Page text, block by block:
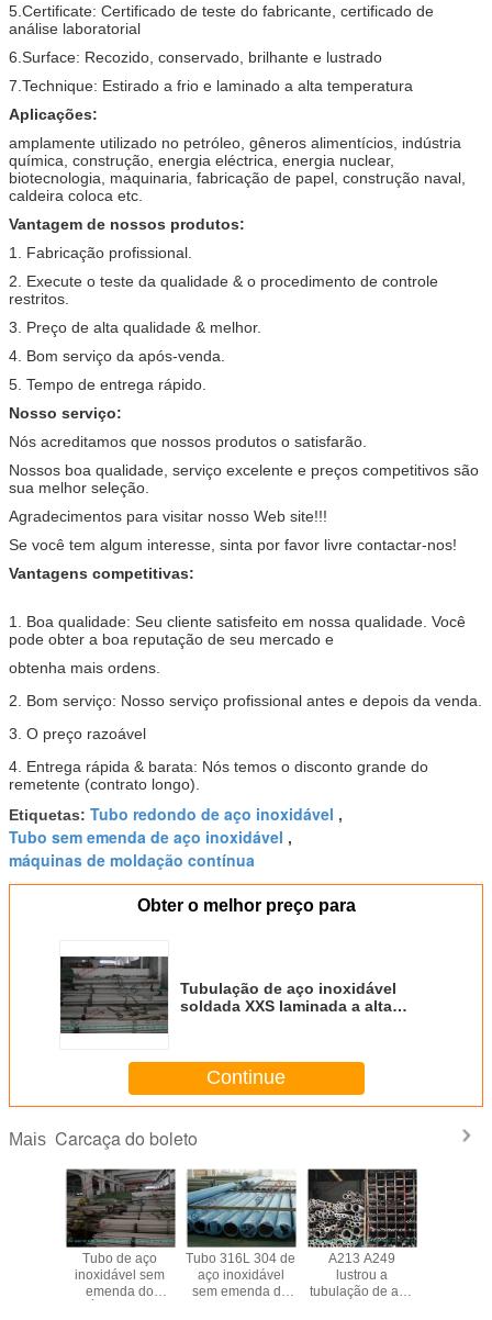
5.Certificate: Certificado de teste do fabricante, certificado de
análise laboratorial
6.Surface: Recozido, conservado, brilhante e lustrado
7.Technique: Estirado a frio e laminado a alta temperatura
Aplicações:
amplamente utilizado no petróleo, gêneros alimentícios, indústria
química, construção, energia eléctrica, energia nuclear,
biotecnologia, maquinaria, fabricação de papel, construção naval,
caldeira coloca etc.
Vantagem de nossos produtos:
1. Fabricação profissional.
2. Execute o teste da qualidade & o procedimento de controle
restritos.
3. Preço de alta qualidade & melhor.
4. Bom serviço da após-venda.
5. Tempo de entrega rápido.
Nosso serviço:
Nós acreditamos que nossos produtos o satisfarão.
Nossos boa qualidade, serviço excelente e preços competitivos são
sua melhor seleção.
Agradecimentos para visitar nosso Web site!!!
Se você tem algum interesse, sinta por favor livre contactar-nos!
Vantagens competitivas:
1. Boa qualidade: Seu cliente satisfeito em nossa qualidade. Você
pode obter a boa reputação de seu mercado e
obtenha mais ordens.
2. Bom serviço: Nosso serviço profissional antes e depois da venda.
3. O preço razoável
4. Entrega rápida & barata: Nós temos o disconto grande do
remetente (contrato longo).
Etiquetas: Tubo redondo de aço inoxidável ,
Tubo sem emenda de aço inoxidável ,
máquinas de moldação contínua
Obter o melhor preço para
Tubulação de aço inoxidável
soldada XXS laminada a alta
produto químico
Continue
Mais Carcaça do boleto
Tubo de aço
inoxidável sem
emenda do
Tubo 316L 304 de
aço inoxidável
sem emenda de
A213 A249
lustrou a
tubulação de aço